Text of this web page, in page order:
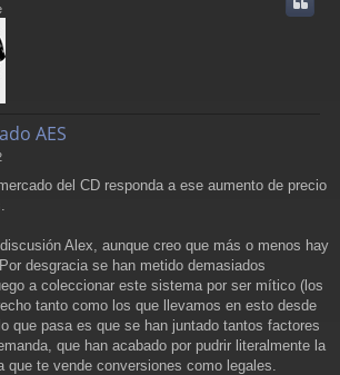
AES
del CD responda a ese aumento de precio
Alex, aunque creo que más o menos hay
desgracia se han metido demasiados
a coleccionar este sistema por ser mítico (los
tanto como los que llevamos en esto desde
que pasa es que se han juntado tantos factores
que han acabado por pudrir literalmente la
que te vende conversiones como legales.